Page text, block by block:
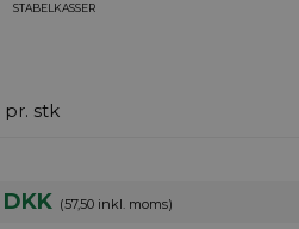
STABELKASSER
pr. stk
DKK (57,50 inkl. moms)